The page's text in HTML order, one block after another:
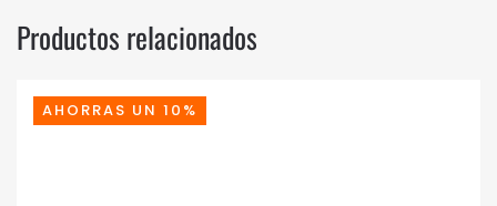
Productos relacionados
AHORRAS UN 10%